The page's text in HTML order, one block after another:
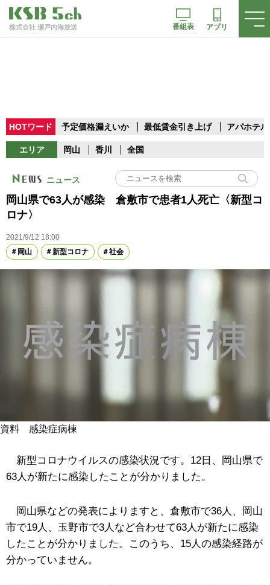
株式会社 瀬戸内海放送 番組表 アプリ
HOTワード 予定価格漏えいか 最低賃金引き上げ アパホテル
エリア 岡山 香川 全国
ニュース
岡山県で63人が感染 倉敷市で患者1人死亡〈新型コ
ロナ〉
2021/9/12 18:00
岡山
新型コロナ 社会
資料 感染症病棟
新型コロナウイルスの感染状況です。12日、岡山県で
63人が新たに感染したことが分かりました。
岡山県などの発表によりますと、倉敷市で36人、岡山
市で19人、玉野市で3人など合わせて63人が新たに感染
したことが分かりました。このうち、15人の感染経路が
分かっていません。